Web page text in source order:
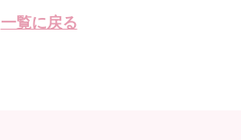
一覧に戻る